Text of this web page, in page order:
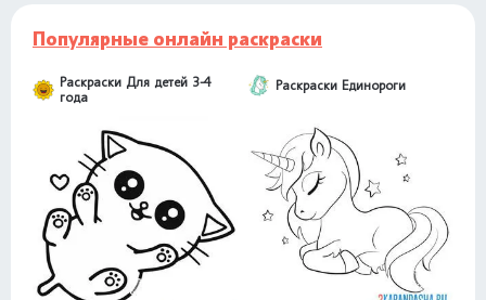
Популярные онлайн раскраски
Раскраски Для детей 3-4
года
Раскраски Единороги